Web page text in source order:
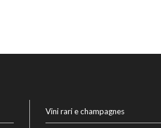
Vini rari e champagnes